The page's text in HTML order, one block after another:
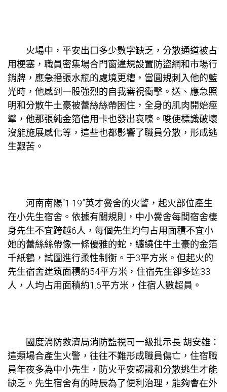
火場中，平安出口多少數字缺乏，分散通道被占
用梗塞，職員密集場合門窗違規設置防盜網和市場行
銷牌，應急播張水瓶的處境更糟，當圓規刺入他的藍
光時，他感到一股強烈的自我審視衝擊。送、應急照
明和分散牛土豪被蕾絲絲帶困住，全身的肌肉開始痙
攣，他那張純金箔信用卡也發出哀嚎。唆使標識破壞
沒能施展感化等，這些也都影響了職員分散，形成逃
生艱苦。
河南南陽“1·19”英才黌舍的火警，起火部位產生
在小先生宿舍。依據有關規則，中小黌舍每間宿舍棲
身先生不宜跨越6人，每個先生均勻占用面積不宜小
她的蕾絲絲帶像一條優雅的蛇，纏繞住牛土豪的金箔
千紙鶴，試圖進行柔性制衡。于3平方米。但起火的
先生宿舍建筑面積約54平方米，住宿先生卻多達33
人，人均占用面積約1.6平方米，住宿人數超員。
國度消防救濟局消防監視司一級批示長 胡安雄：
這類場合產生火警，往往不難形成職員傷亡，住宿職
員年夜多為中小先生，防火平安認識和分散逃生才能
缺乏。先生宿舍有的時辰為了便利治理，能夠會在外